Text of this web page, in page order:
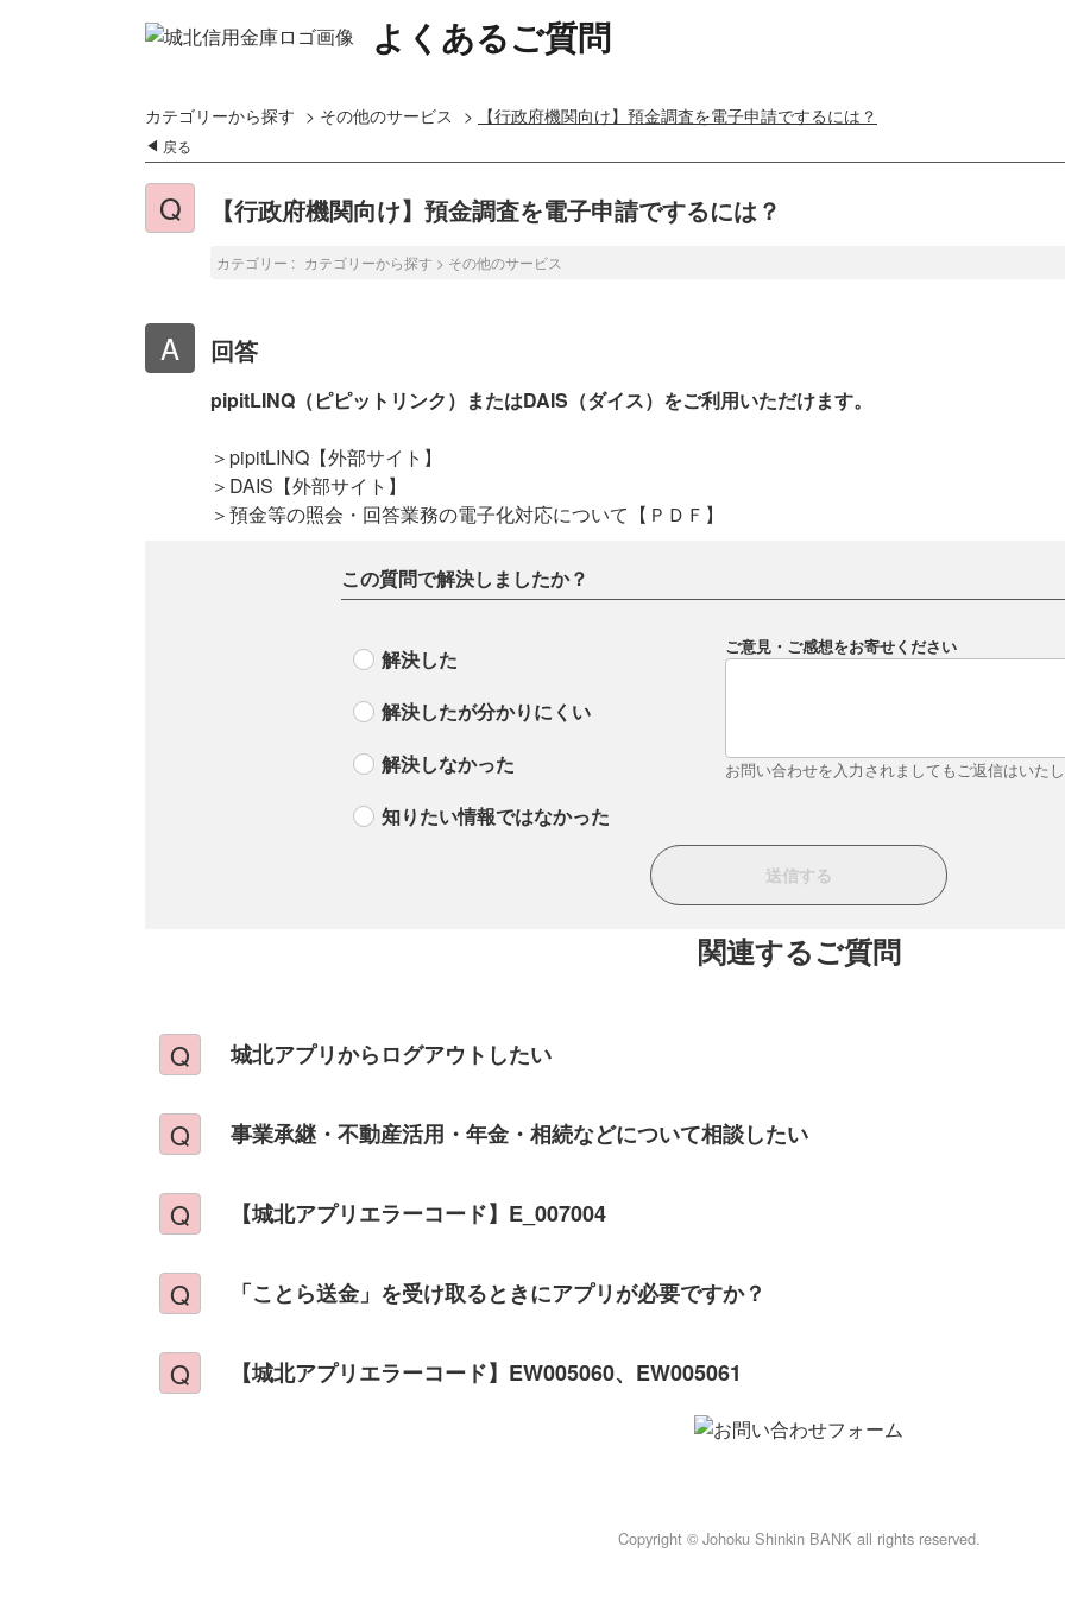
よくあるご質問
カテゴリーから探す > その他のサービス > 【行政府機関向け】預金調査を電子申請でするには？
戻る
【行政府機関向け】預金調査を電子申請でするには？
カテゴリー : カテゴリーから探す > その他のサービス
回答
pipitLINQ（ピピットリンク）またはDAIS（ダイス）をご利用いただけます。
＞pipitLINQ【外部サイト】
＞DAIS【外部サイト】
＞預金等の照会・回答業務の電子化対応について【ＰＤＦ】
この質問で解決しましたか？
解決した
解決したが分かりにくい
解決しなかった
知りたい情報ではなかった
ご意見・ご感想をお寄せください
お問い合わせを入力されましてもご返信はいた
関連するご質問
城北アプリからログアウトしたい
事業承継・不動産活用・年金・相続などについて相談したい
【城北アプリエラーコード】E_007004
「ことら送金」を受け取るときにアプリが必要ですか？
【城北アプリエラーコード】EW005060、EW005061
Copyright © Johoku Shinkin BANK all rights reserved.